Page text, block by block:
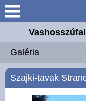
Keresés
Bemutatkozás
Elérhetőségek
Galéria
Szajki-tavak